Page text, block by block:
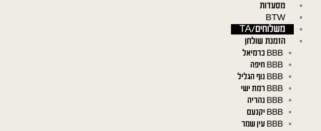
מסעדות
BTW
משלוחים/TA
הזמנת שולחן
BBB כרמיאל
BBB חיפה
BBB נוף הגליל
BBB רמת ישי
BBB נהריה
BBB יקנעם
BBB עין שמר